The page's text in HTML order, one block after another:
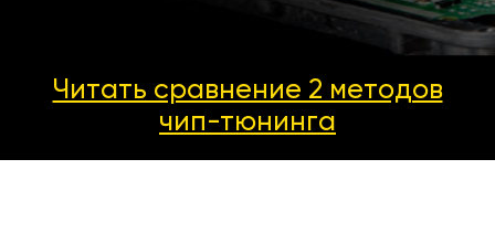
Читать сравнение 2 методов
чип-тюнинга